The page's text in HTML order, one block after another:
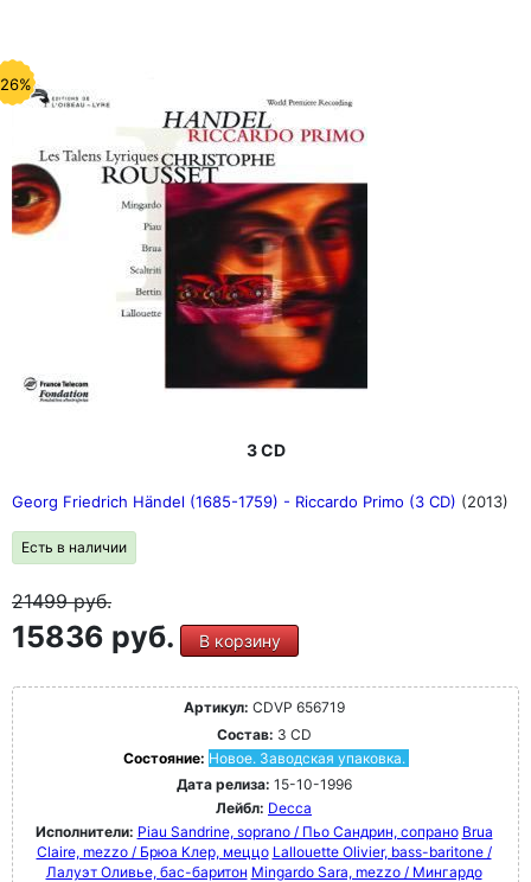
3 CD
Georg Friedrich Händel (1685-1759) - Riccardo Primo (3 CD) (2013)
Есть в наличии
21499руб.
15836 руб. В корзину
Артикул: CDVP 656719
Состав: 3 CD
Состояние: Новое. Заводская упаковка.
Дата релиза: 15-10-1996
Лейбл: Decca
Исполнители: Piau Sandrine, soprano / Пьо Сандрин, сопрано Brua
Claire, mezzo / Брюа Клер, меццо Lallouette Olivier, bass-baritone /
Лалуэт Оливье, бас-баритон Mingardo Sara, mezzo / Мингардо